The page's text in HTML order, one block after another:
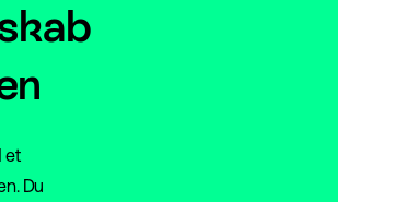
et
Du